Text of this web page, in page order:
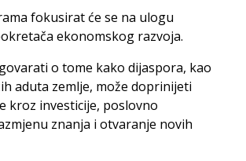
fokusirat će se na ulogu
ekonomskog razvoja.
o tome kako dijaspora, kao
aduta zemlje, može doprinijeti
kroz investicije, poslovno
znanja i otvaranje novih